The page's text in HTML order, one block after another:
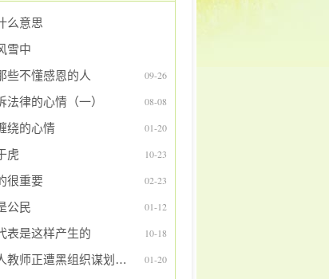
么意思
雪中
些不懂感恩的人
09-26
法律的心情（一） 08-08
绕的心情 01-20
虎 10-23
很重要 02-23
公民 01-12
表是这样产生的 10-18
业余诗人教师正遭黑组织谋划灭门，求助公正法律 01-20